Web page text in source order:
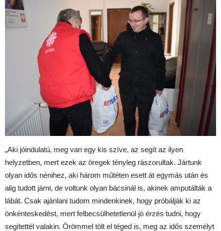
„Aki jóindulatú, meg van egy kis szíve, az segít az ilyen
helyzetben, mert ezek az öregek tényleg rászorultak. Jártunk
olyan idős nénihez, aki három műtéten esett át egymás után és
alig tudott járni, de voltunk olyan bácsinál is, akinek amputálták a
lábát. Csak ajánlani tudom mindenkinek, hogy próbálják ki az
önkénteskedést, mert felbecsülhetetlenül jó érzés tudni, hogy
segítettél valakin. Örömmel tölt el téged is, meg az idős személyt